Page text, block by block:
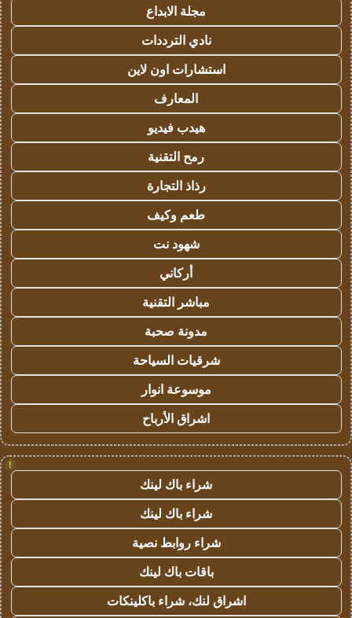
مجلة الابداع
نادي الترددات
استشارات اون لاين
المعارف
هيدب فيديو
رمح التقنية
رذاذ التجارة
طعم وكيف
شهود نت
أركاني
مباشر التقنية
مدونة صحبة
شرقيات السياحة
موسوعة انوار
اشراق الأرباح
!
شراء باك لينك
شراء باك لينك
شراء روابط نصية
باقات باك لينك
اشراق لنك، شراء باكلينكات